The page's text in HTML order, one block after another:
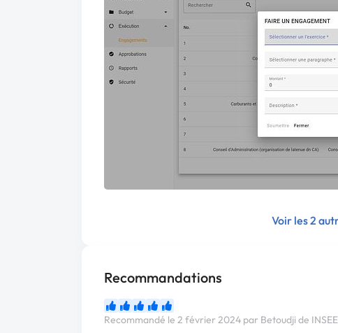
Voir les 2
Recommandations
Recommandé le 2 février 2024 par Betoudji de